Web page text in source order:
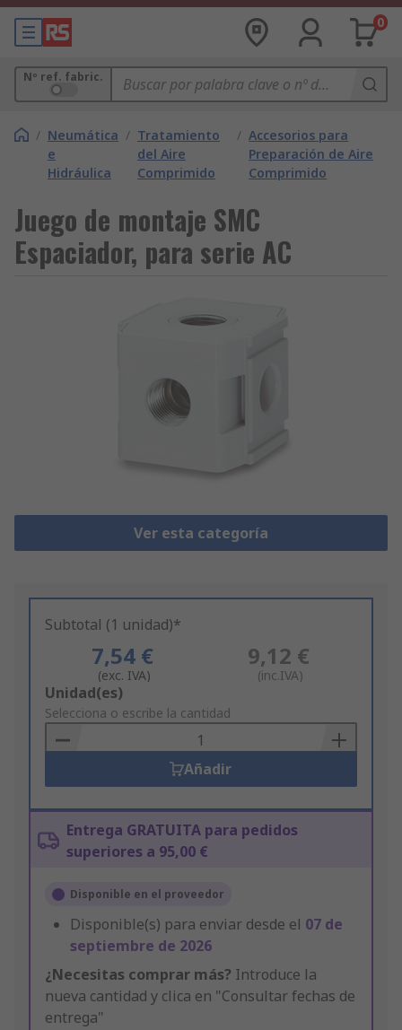
0
Nº ref. fabric.
/ Neumática
e
Hidráulica
/ Tratamiento
del Aire
Comprimido
/ Accesorios para
Preparación de Aire
Comprimido
Juego de montaje SMC
Espaciador, para serie AC
Ver esta categoría
Subtotal (1 unidad)*
7,54 €
(exc. IVA)
9,12 €
(inc.IVA)
Add
to
Basket
Unidad(es)
Selecciona o escribe la cantidad
Añadir
Entrega GRATUITA para pedidos
superiores a 95,00 €
Disponible en el proveedor
Disponible(s) para enviar desde el 07 de
septiembre de 2026
¿Necesitas comprar más? Introduce la
nueva cantidad y clica en "Consultar fechas de
entrega"